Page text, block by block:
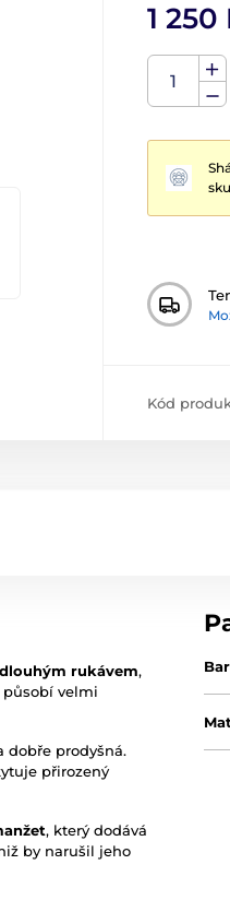
1 250
Kód
rukávem,
působí velmi
dobře prodyšná.
přirozený
, který dodává
by narušil jeho